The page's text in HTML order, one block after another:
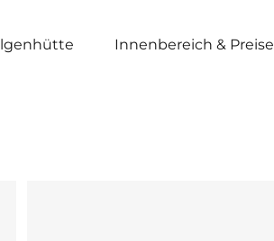
Innenbereich & Preise